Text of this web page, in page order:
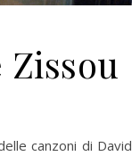
canzoni di David